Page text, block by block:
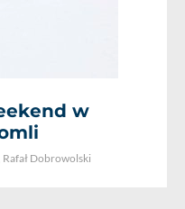
w
Rafał Dobrowolski